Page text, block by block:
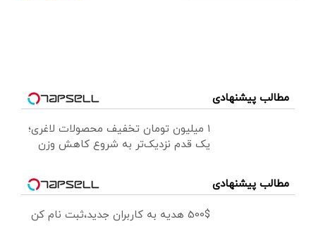
مطالب پیشنهادی
۱ میلیون تومان تخفیف محصولات لاغری؛
یک قدم نزدیک‌تر به شروع کاهش وزن
مطالب پیشنهادی
500$ هدیه به کاربران جدید،ثبت نام کن